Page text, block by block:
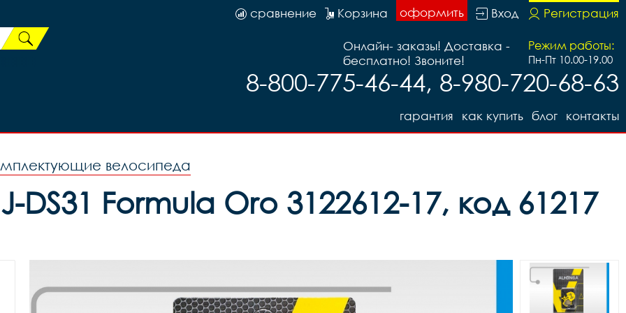
Регистрация
Вход
оформить
Корзина
сравнение
Режим работы:
Пн-Пт 10.00-19.00
Онлайн- заказы! Доставка -
бесплатно! Звоните!
8-800-775-46-44, 8-980-720-68-63
контакты
блог
как купить
гарантия
велосипеда
DS31 Formula Oro 3122612-17, код 61217